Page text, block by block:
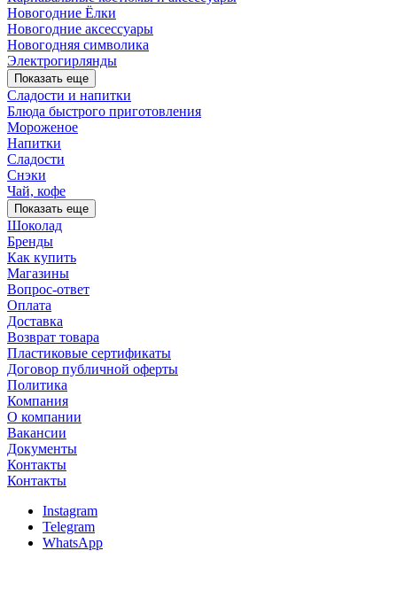
Новогодние Ёлки
Новогодние аксессуары
Новогодняя символика
Электрогирлянды
Показать еще
Сладости и напитки
Блюда быстрого приготовления
Мороженое
Напитки
Сладости
Снэки
Чай, кофе
Показать еще
Шоколад
Бренды
Как купить
Магазины
Вопрос-ответ
Оплата
Доставка
Возврат товара
Пластиковые сертификаты
Договор публичной оферты
Политика
Компания
О компании
Вакансии
Документы
Контакты
Контакты
Instagram
Telegram
WhatsApp